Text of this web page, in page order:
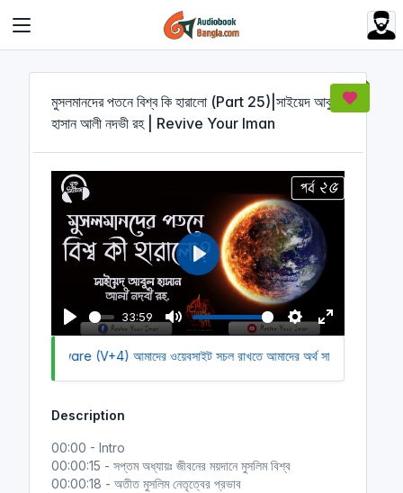
মুসলমানদের পতনে বিশ্ব কি হারালো (Part 25)|সাইয়েদ আবুল
হাসান আলী নদভী রহ | Revive Your Iman
P
l
33:59
M
u
S
e
E
n
P
l
a
y
Software (V+4) আমাদের ওয়েবসাইট সচল রাখতে আমাদের অর্থ সাহায্য করুন।
Description
00:00 - Intro
00:00:15 - সপ্তম অধ্যায়ঃ জীবনের ময়দানে মুসলিম বিশ্ব
00:00:18 - অতীত মুসলিম নেতৃত্বের প্রভাব